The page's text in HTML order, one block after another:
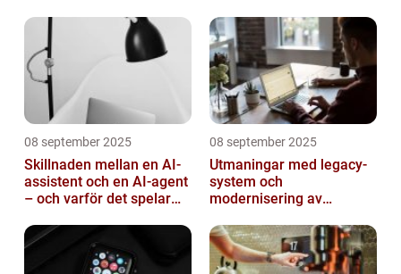
08 september 2025
Skillnaden mellan en AI-
assistent och en AI-agent
– och varför det spelar
08 september 2025
Utmaningar med legacy-
system och
modernisering av